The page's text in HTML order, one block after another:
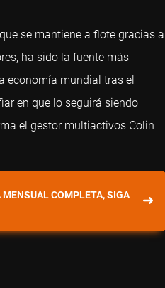
se mantiene a flote gracias a
ha sido la fuente más
economía mundial tras el
en que lo seguirá siendo
el gestor multiactivos Colin
MENSUAL COMPLETA, SIGA